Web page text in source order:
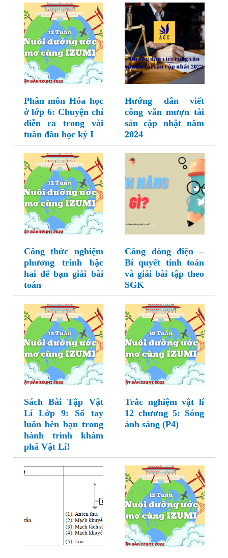
Phân môn Hóa học
ở lớp 6: Chuyện chỉ
diễn ra trong vài
tuần đầu học kỳ I
Hướng dẫn viết
công văn mượn tài
sản cập nhật năm
2024
Công thức nghiệm
phương trình bậc
hai để bạn giải bài
toán
Công dòng điện –
Bí quyết tính toán
và giải bài tập theo
SGK
Sách Bài Tập Vật
Lí Lớp 9: Sổ tay
luôn bên bạn trong
hành trình khám
phá Vật Lí!
Trắc nghiệm vật lí
12 chương 5: Sóng
ánh sáng (P4)